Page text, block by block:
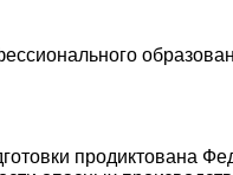
продиктована